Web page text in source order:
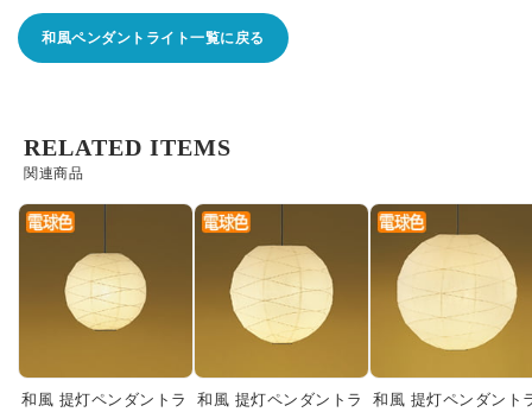
和風ペンダントライト一覧に戻る
関連商品
RELATED ITEMS
和風 提灯ペンダントラ
和風 提灯ペンダントラ
和風 提灯ペンダント